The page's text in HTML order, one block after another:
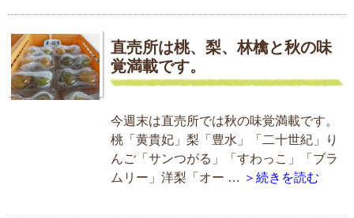
直売所は桃、梨、林檎と秋の味
覚満載です。
今週末は直売所では秋の味覚満載です。
桃「黄貴妃」梨「豊水」「二十世紀」り
んご「サンつがる」「すわっこ」「ブラ
ムリー」洋梨「オー … ＞続きを読む